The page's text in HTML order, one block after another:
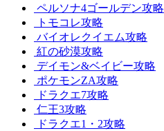
ペルソナ4ゴールデン攻略
トモコレ攻略
バイオレクイエム攻略
紅の砂漠攻略
デイモン&ベイビー攻略
ポケモンZA攻略
ドラクエ7攻略
仁王3攻略
ドラクエ1・2攻略